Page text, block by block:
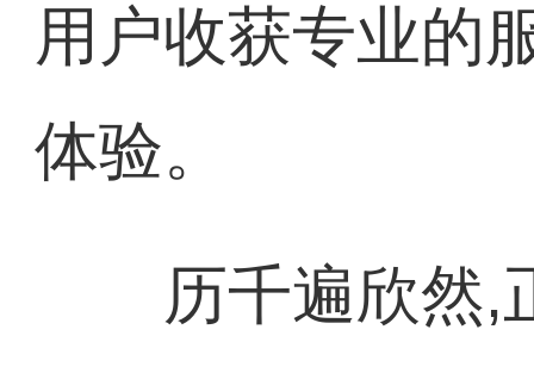
用户收获专业的
体验。
历千遍欣然,